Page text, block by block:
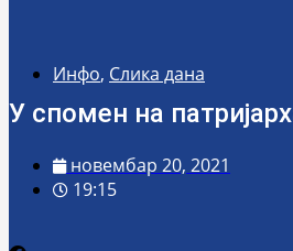
Инфо, Слика дана
У спомен на
новембар 20, 2021
19:15